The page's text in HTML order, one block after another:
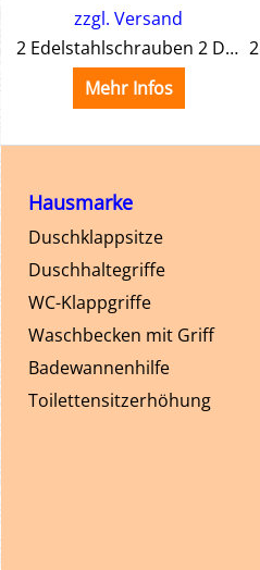
zzgl. Versand
2 Edelstahlschrauben 2 Dübel
Mehr Infos
Hausmarke
Duschklappsitze
Duschhaltegriffe
WC-Klappgriffe
Waschbecken mit Griff
Badewannenhilfe
Toilettensitzerhöhung